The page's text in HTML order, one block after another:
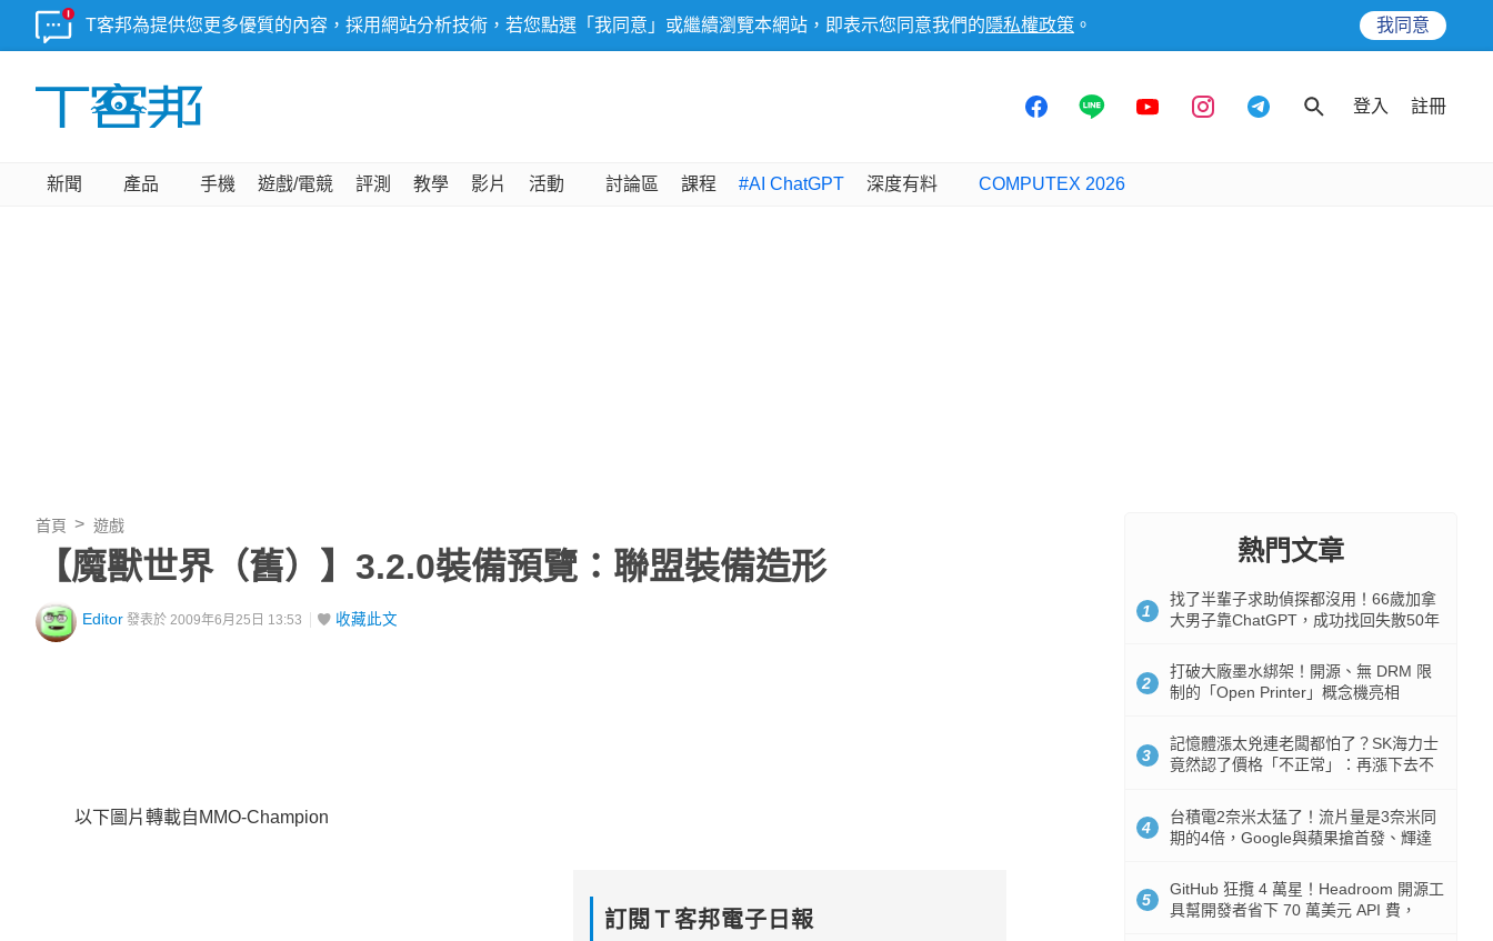
T客邦為提供您更多優質的內容，採用網站分析技術，若您點選「我同意」或繼續瀏覽本網站，即表示您同意我們的 隱私權政策 。 我同意
登入 註冊
新聞 產品 手機 遊戲/電競 評測 教學 影片 活動 討論區 課程 #AI ChatGPT 深度有料 COMPUTEX 2026
首頁 遊戲
【魔獸世界（舊）】3.2.0裝備預覽：聯盟裝備造形
Editor 發表於 2009年6月25日 13:53 收藏此文
以下圖片轉載自MMO-Champion
訂閱Ｔ客邦電子日報
熱門文章
1
找了半輩子求助偵探都沒用！66歲加拿
大男子靠ChatGPT，成功找回失散50年
2
打破大廠墨水綁架！開源、無 DRM 限
制的「Open Printer」概念機亮相
3
記憶體漲太兇連老闆都怕了？SK海力士
竟然認了價格「不正常」：再漲下去不
4
台積電2奈米太猛了！流片量是3奈米同
期的4倍，Google與蘋果搶首發、輝達
5
GitHub 狂攬 4 萬星！Headroom 開源工
具幫開發者省下 70 萬美元 API 費，